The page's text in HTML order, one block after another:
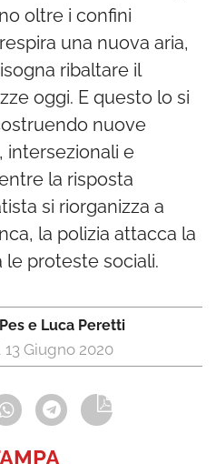
oltre i confini
una nuova aria,
ribaltare il
oggi. E questo lo si
nuove
intersezionali e
la risposta
si riorganizza a
la polizia attacca la
le proteste sociali.
e Luca Peretti
13 Giugno 2020